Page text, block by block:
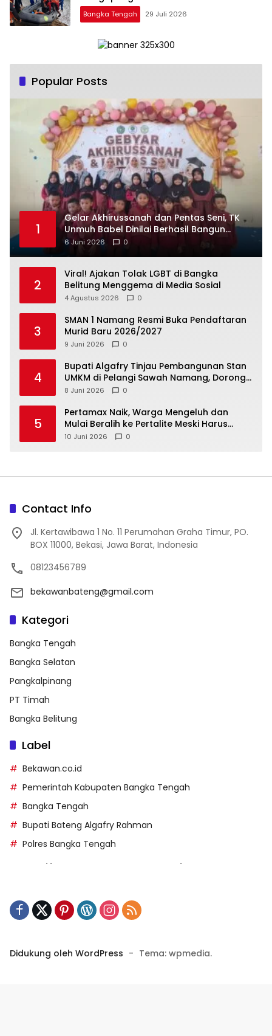
Bangka Tengah 29 Juli 2026
Popular Posts
1
‎Gelar Akhirussanah dan Pentas Seni, TK
Unmuh Babel Dinilai Berhasil Bangun
6 Juni 2026 0
2
Viral! Ajakan Tolak LGBT di Bangka
Belitung Menggema di Media Sosial
4 Agustus 2026 0
3
SMAN 1 Namang Resmi Buka Pendaftaran
Murid Baru 2026/2027
9 Juni 2026 0
4
‎Bupati Algafry Tinjau Pembangunan Stan
UMKM di Pelangi Sawah Namang, Dorong
Wisata dan Ekonomi Lokal Kian Tertata
8 Juni 2026 0
5
‎Pertamax Naik, Warga Mengeluh dan
Mulai Beralih ke Pertalite Meski Harus
10 Juni 2026 0
Contact Info
Jl. Kertawibawa 1 No. 11 Perumahan Graha Timur, PO.
BOX 11000, Bekasi, Jawa Barat, Indonesia
08123456789
bekawanbateng@gmail.com
Kategori
Bangka Tengah
Bangka Selatan
Pangkalpinang
PT Timah
Bangka Belitung
Label
Bekawan.co.id
Pemerintah Kabupaten Bangka Tengah
Bangka Tengah
Bupati Bateng Algafry Rahman
Polres Bangka Tengah
https://kecsitim.sitarokab.go.id/
Didukung oleh WordPress - Tema: wpmedia.